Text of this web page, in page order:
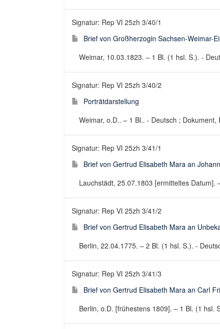
Signatur: Rep VI 25zh 3/40/1
Brief von Großherzogin Sachsen-Weimar-
Weimar, 10.03.1823. – 1 Bl. (1 hsl. S.). -
Signatur: Rep VI 25zh 3/40/2
Porträtdarstellung
Weimar, o.D.. – 1 Bl.. - Deutsch ;
Signatur: Rep VI 25zh 3/41/1
Brief von Gertrud Elisabeth Mara an
Lauchstädt, 25.07.1803 [ermitteltes
Signatur: Rep VI 25zh 3/41/2
Brief von Gertrud Elisabeth Mara an
Berlin, 22.04.1775. – 2 Bl. (1 hsl. S.). -
Signatur: Rep VI 25zh 3/41/3
Brief von Gertrud Elisabeth Mara an Carl
Berlin, o.D. [frühestens 1809]. – 1 Bl. (1 hsl.